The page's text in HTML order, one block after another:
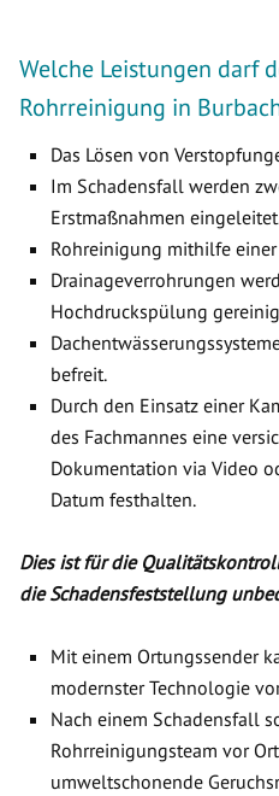
Welche Leistungen darf
Rohrreinigung in
Das Lösen von
Im Schadensfall werden
Erstmaßnahmen
Rohreinigung mithilfe
Drainageverrohrungen
Hochdruckspülung
befreit.
Durch den Einsatz einer
des Fachmannes eine
Dokumentation via Video
Datum festhalten.
Dies ist für die
die Schadensfeststellung
Mit einem Ortungssender
modernster Technologie
Nach einem Schadensfall
Rohrreinigungsteam vor
umweltschonende